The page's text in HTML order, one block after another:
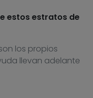
estos estratos de
los propios
llevan adelante